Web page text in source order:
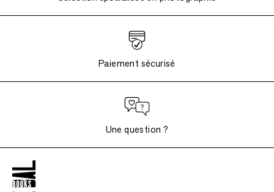
Paiement sécurisé
Une question ?